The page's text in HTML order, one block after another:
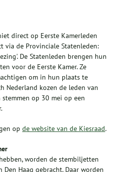
direct op Eerste Kamerleden
via de Provinciale Statenleden:
De Statenleden brengen hun
voor de Eerste Kamer. Ze
om in hun plaats te
Nederland kozen de leden van
op 30 mei op een
op de website van de Kiesraad.
worden de stembiljetten
Haag gebracht. Daar worden